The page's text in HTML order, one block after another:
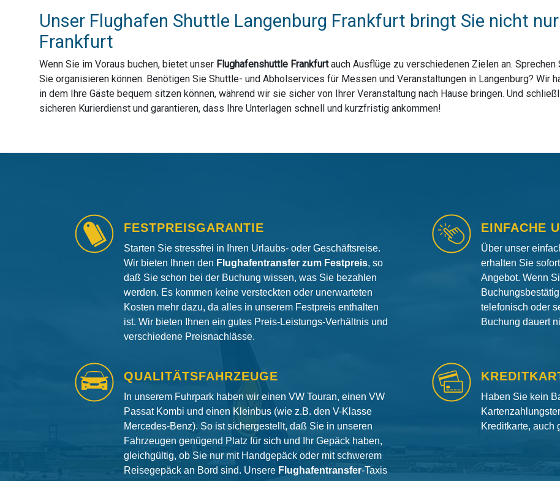
Unser Flughafen Shuttle Langenburg Frankfurt bringt Sie nicht
Frankfurt
Wenn Sie im Voraus buchen, bietet unser Flughafenshuttle Frankfurtauch Ausflüge zu verschiedenen Zielen an.
Sie organisieren können. Benötigen Sie Shuttle- und Abholservices für Messen und Veranstaltungen in Langenburg? Wir
in dem Ihre Gäste bequem sitzen können, während wir sie sicher von Ihrer Veranstaltung nach Hause bringen. Und
sicheren Kurierdienst und garantieren, dass Ihre Unterlagen schnell und kurzfristig ankommen!
FESTPREISGARANTIE
Starten Sie stressfrei in Ihren Urlaubs- oder Geschäftsreise.
Wir bieten Ihnen den Flughafentransfer zum Festpreis, so
daß Sie schon bei der Buchung wissen, was Sie bezahlen
werden. Es kommen keine versteckten oder unerwarteten
Kosten mehr dazu, da alles in unserem Festpreis enthalten
ist. Wir bieten Ihnen ein gutes Preis-Leistungs-Verhältnis und
verschiedene Preisnachlässe.
EINFACHE
Über unser
erhalten Sie
Angebot. Wenn
telefonisch oder
Buchung dauert
QUALITÄTSFAHRZEUGE
In unserem Fuhrpark haben wir einen VW Touran, einen VW
Passat Kombi und einen Kleinbus (wie z.B. den V-Klasse
Mercedes-Benz). So ist sichergestellt, daß Sie in unseren
Fahrzeugen genügend Platz für sich und Ihr Gepäck haben,
gleichgültig, ob Sie nur mit Handgepäck oder mit schwerem
Reisegepäck an Bord sind. Unsere Flughafentransfer-Taxis
Haben Sie kein
Kreditkarte, auch